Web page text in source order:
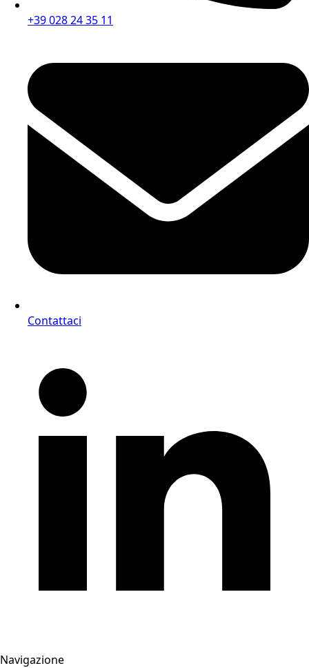
+39 028 24 35 11
Contattaci
Navigazione